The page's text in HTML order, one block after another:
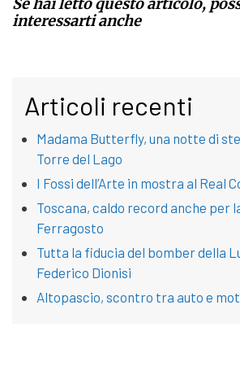
interessarti anche
Articoli recenti
Madama Butterfly, una notte di
Torre del Lago
I Fossi dell’Arte in mostra al Real
Toscana, caldo record anche per
Ferragosto
Tutta la fiducia del bomber della
Federico Dionisi
Altopascio, scontro tra auto e